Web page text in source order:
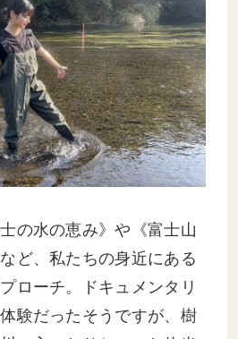
の水の恵み》や《富士山
ど、私たちの身近にある
ローチ。ドキュメンタリ
験だったそうですが、樹